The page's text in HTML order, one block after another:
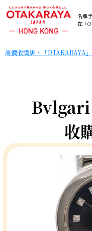
名牌
在「
高價收購店・「OTAKARAYA
收